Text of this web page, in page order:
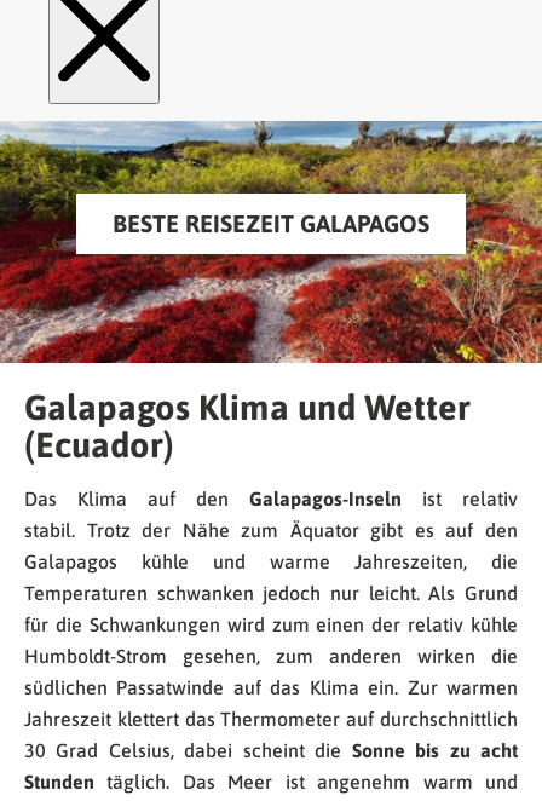
BESTE REISEZEIT GALAPAGOS
Galapagos Klima und Wetter
(Ecuador)
Das Klima auf den Galapagos-Inseln ist relativ
stabil. Trotz der Nähe zum Äquator gibt es auf den
Galapagos kühle und warme Jahreszeiten, die
Temperaturen schwanken jedoch nur leicht. Als Grund
für die Schwankungen wird zum einen der relativ kühle
Humboldt-Strom gesehen, zum anderen wirken die
südlichen Passatwinde auf das Klima ein. Zur warmen
Jahreszeit klettert das Thermometer auf durchschnittlich
30 Grad Celsius, dabei scheint die Sonne bis zu acht
Stunden täglich. Das Meer ist angenehm warm und